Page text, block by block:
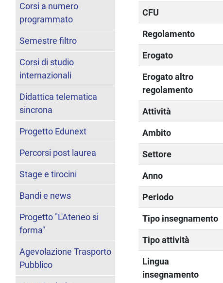
CFU
Regolamento
Erogato
Erogato altro
regolamento
Attività
Ambito
Settore
Anno
Periodo
Tipo insegnamento
Tipo attività
Lingua
insegnamento
Corsi a numero
programmato
Semestre filtro
Corsi di studio
internazionali
Didattica telematica
sincrona
Progetto Edunext
Percorsi post laurea
Stage e tirocini
Bandi e news
Progetto "L'Ateneo si
forma"
Agevolazione Trasporto
Pubblico